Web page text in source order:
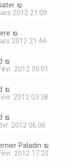
2012 21:09
2012 21:44
2012 05:01
2012 03:38
2012 06:06
Paladin
2012 17:20